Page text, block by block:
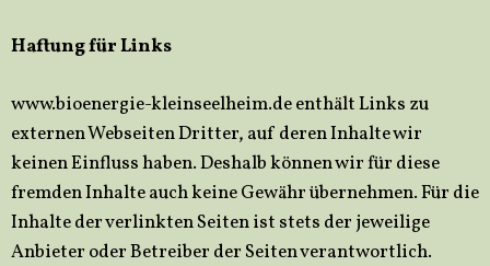
Haftung für Links
www.bioenergie-kleinseelheim.de enthält Links zu
externen Webseiten Dritter, auf deren Inhalte wir
keinen Einfluss haben. Deshalb können wir für diese
fremden Inhalte auch keine Gewähr übernehmen. Für die
Inhalte der verlinkten Seiten ist stets der jeweilige
Anbieter oder Betreiber der Seiten verantwortlich.